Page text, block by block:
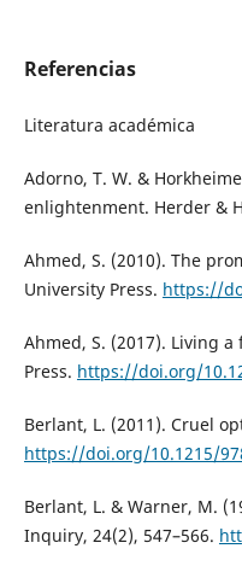
Referencias
Literatura académica
Adorno, T. W. &
enlightenment. Herder &
Ahmed, S. (2010). The
University Press. https://
Ahmed, S. (2017). Living
Press. https://doi.org/
Berlant, L. (2011). Cruel
https://doi.org/10.1215/
Berlant, L. & Warner, M.
Inquiry, 24(2), 547–566.